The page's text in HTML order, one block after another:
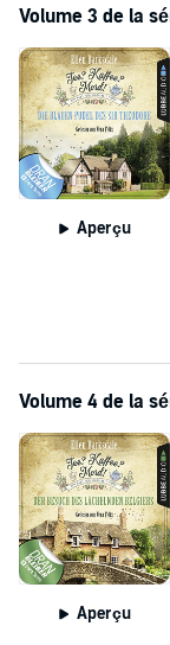
Volume 3 de la
Aperçu
Volume 4 de la
Aperçu